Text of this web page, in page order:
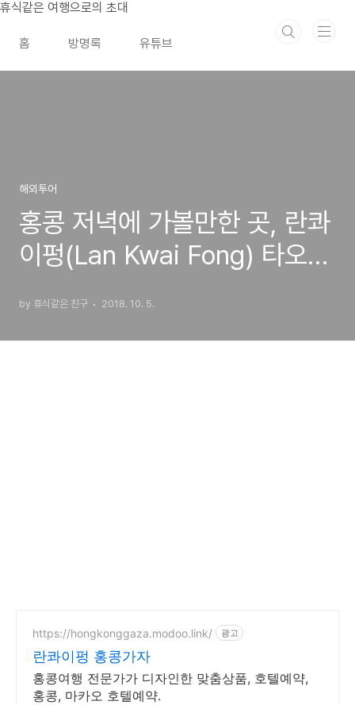
본문 바로가기
휴식같은 여행으로의 초대
홈 방명록 유튜브
해외투어
홍콩 저녁에 가볼만한 곳, 란콰
이펑(Lan Kwai Fong) 타오바
by 휴식같은 친구 2018. 10. 5.
https://hongkonggaza.modoo.link/ 광고
란콰이펑 홍콩가자
홍콩여행 전문가가 디자인한 맞춤상품, 호텔예약,
홍콩, 마카오 호텔예약.